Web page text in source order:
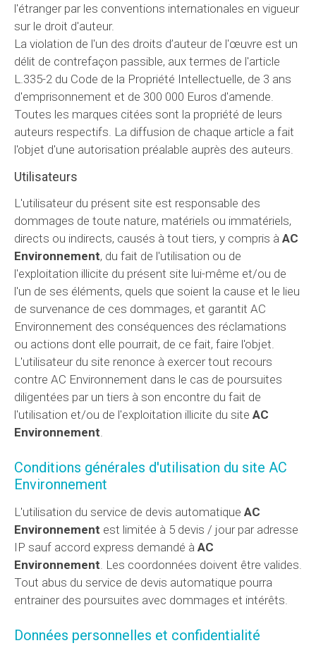
l'étranger par les conventions internationales en vigueur
sur le droit d'auteur.
La violation de l'un des droits d’auteur de l'œuvre est un
délit de contrefaçon passible, aux termes de l'article
L.335-2 du Code de la Propriété Intellectuelle, de 3 ans
d'emprisonnement et de 300 000 Euros d'amende.
Toutes les marques citées sont la propriété de leurs
auteurs respectifs. La diffusion de chaque article a fait
l'objet d'une autorisation préalable auprès des auteurs.
Utilisateurs
L'utilisateur du présent site est responsable des
dommages de toute nature, matériels ou immatériels,
directs ou indirects, causés à tout tiers, y compris à AC
Environnement, du fait de l'utilisation ou de
l'exploitation illicite du présent site lui-même et/ou de
l'un de ses éléments, quels que soient la cause et le lieu
de survenance de ces dommages, et garantit AC
Environnement des conséquences des réclamations
ou actions dont elle pourrait, de ce fait, faire l'objet.
L'utilisateur du site renonce à exercer tout recours
contre AC Environnement dans le cas de poursuites
diligentées par un tiers à son encontre du fait de
l'utilisation et/ou de l'exploitation illicite du site AC
Environnement
Conditions générales d'utilisation du site AC
Environnement
L'utilisation du service de devis automatique AC
Environnement est limitée à 5 devis / jour par adresse
IP sauf accord express demandé à AC
Environnement . Les coordonnées doivent être valides.
Tout abus du service de devis automatique pourra
entrainer des poursuites avec dommages et intérêts.
Données personnelles et confidentialité